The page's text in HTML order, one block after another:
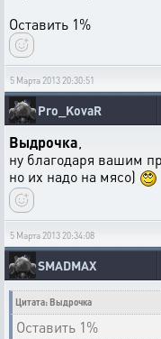
Оставить 1%
5 Марта 2013 20:30:51
Pro_KovaR
Выдрочка
ну благодаря вашим
но их надо на мясо)
5 Марта 2013 20:34:08
SMADMAX
Цитата: Выдрочка
Оставить 1%